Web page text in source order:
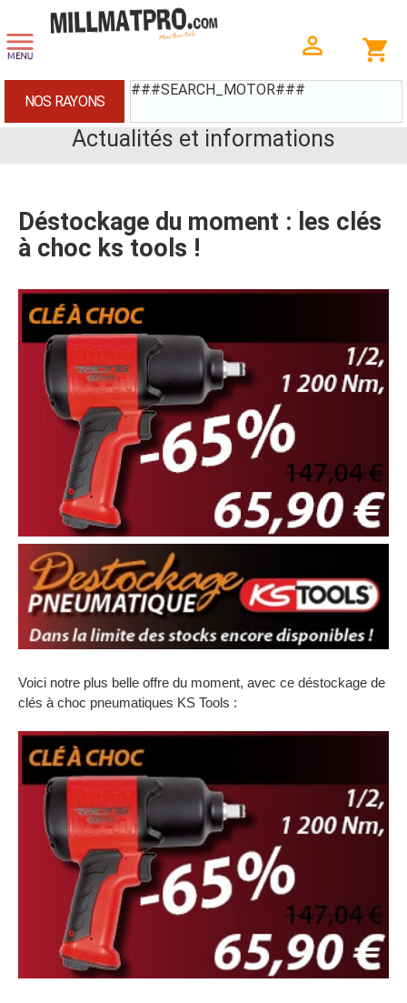
###SEARCH_MOTOR###
NOS RAYONS
Actualités et informations
Déstockage du moment : les clés
à choc ks tools !
Voici notre plus belle offre du moment, avec ce déstockage de
clés à choc pneumatiques KS Tools :